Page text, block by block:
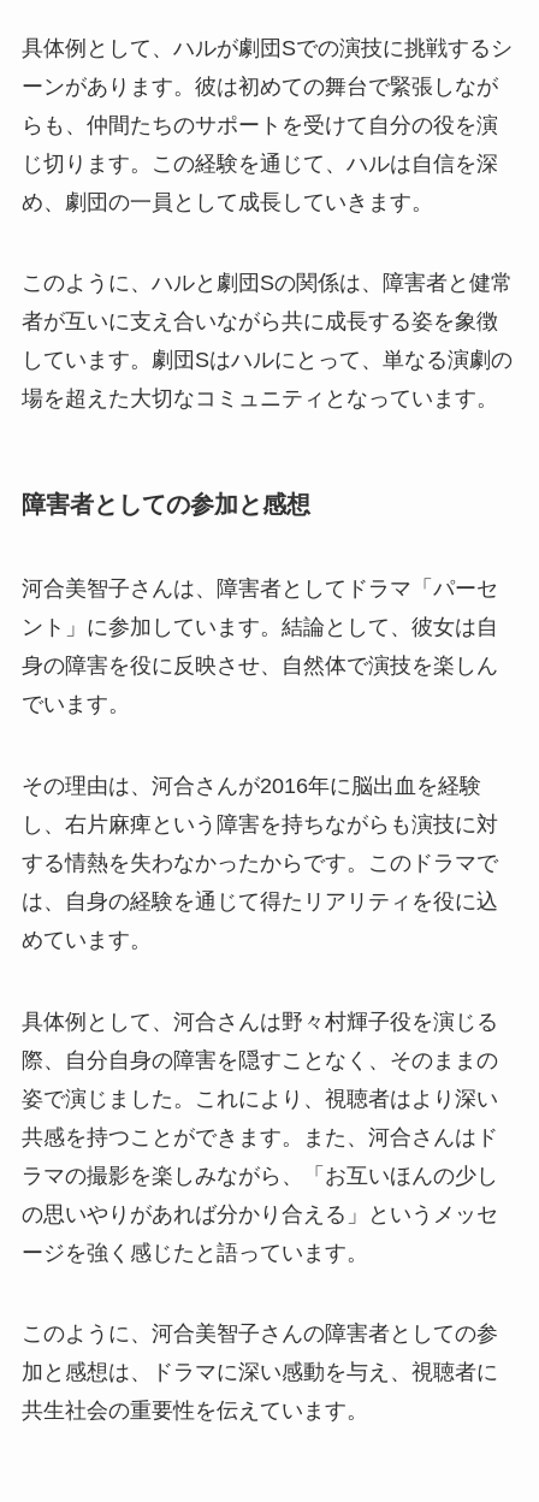
具体例として、ハルが劇団Sでの演技に挑戦するシ
ーンがあります。彼は初めての舞台で緊張しなが
らも、仲間たちのサポートを受けて自分の役を演
じ切ります。この経験を通じて、ハルは自信を深
め、劇団の一員として成長していきます。
このように、ハルと劇団Sの関係は、障害者と健常
者が互いに支え合いながら共に成長する姿を象徴
しています。劇団Sはハルにとって、単なる演劇の
場を超えた大切なコミュニティとなっています。
障害者としての参加と感想
河合美智子さんは、障害者としてドラマ「パーセ
ント」に参加しています。結論として、彼女は自
身の障害を役に反映させ、自然体で演技を楽しん
でいます。
その理由は、河合さんが2016年に脳出血を経験
し、右片麻痺という障害を持ちながらも演技に対
する情熱を失わなかったからです。このドラマで
は、自身の経験を通じて得たリアリティを役に込
めています。
具体例として、河合さんは野々村輝子役を演じる
際、自分自身の障害を隠すことなく、そのままの
姿で演じました。これにより、視聴者はより深い
共感を持つことができます。また、河合さんはド
ラマの撮影を楽しみながら、「お互いほんの少し
の思いやりがあれば分かり合える」というメッセ
ージを強く感じたと語っています。
このように、河合美智子さんの障害者としての参
加と感想は、ドラマに深い感動を与え、視聴者に
共生社会の重要性を伝えています。